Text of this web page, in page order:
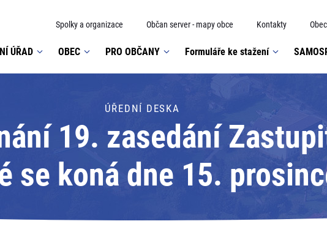
Spolky a organizace Občan server - mapy obce Kontakty
ÚŘAD OBEC PRO OBČANY Formuláře ke stažení
ÚŘEDNÍ DESKA
19. zasedání
se koná dne 15.
sále Národního